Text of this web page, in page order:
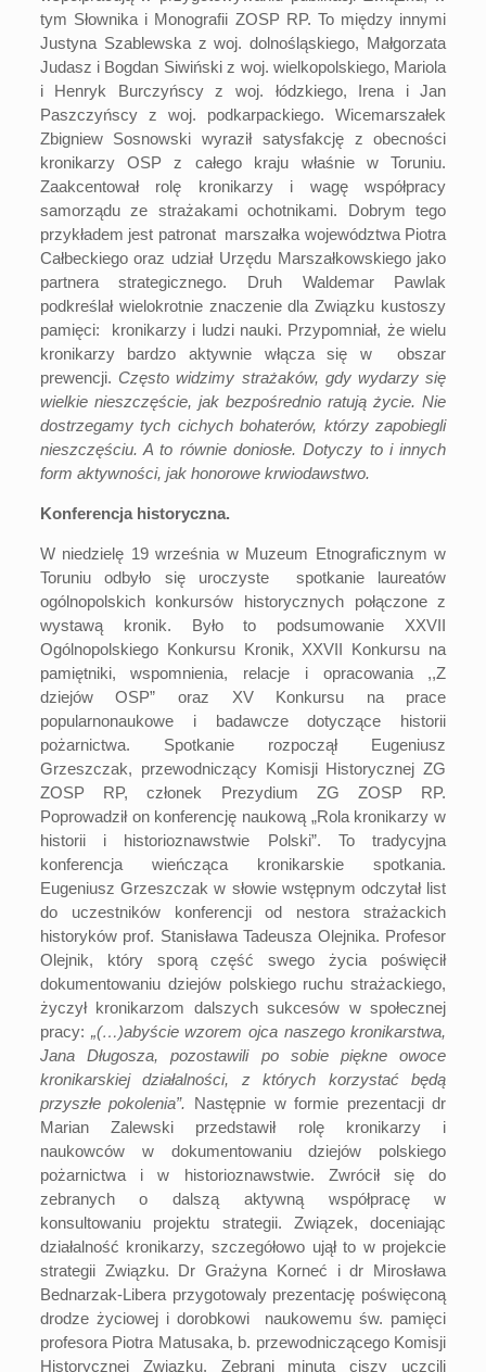
tym Słownika i Monografii ZOSP RP. To między innymi
Justyna Szablewska z woj. dolnośląskiego, Małgorzata
Judasz i Bogdan Siwiński z woj. wielkopolskiego, Mariola
i Henryk Burczyńscy z woj. łódzkiego, Irena i Jan
Paszczyńscy z woj. podkarpackiego. Wicemarszałek
Zbigniew Sosnowski wyraził satysfakcję z obecności
kronikarzy OSP z całego kraju właśnie w Toruniu.
Zaakcentował rolę kronikarzy i wagę współpracy
samorządu ze strażakami ochotnikami. Dobrym tego
przykładem jest patronat marszałka województwa Piotra
Całbeckiego oraz udział Urzędu Marszałkowskiego jako
partnera strategicznego. Druh Waldemar Pawlak
podkreślał wielokrotnie znaczenie dla Związku kustoszy
pamięci: kronikarzy i ludzi nauki. Przypomniał, że wielu
kronikarzy bardzo aktywnie włącza się w obszar
prewencji. Często widzimy strażaków, gdy wydarzy się
wielkie nieszczęście, jak bezpośrednio ratują życie. Nie
dostrzegamy tych cichych bohaterów, którzy zapobiegli
nieszczęściu. A to równie doniosłe. Dotyczy to i innych
form aktywności, jak honorowe krwiodawstwo.
Konferencja historyczna.
W niedzielę 19 września w Muzeum Etnograficznym w
Toruniu odbyło się uroczyste spotkanie laureatów
ogólnopolskich konkursów historycznych połączone z
wystawą kronik. Było to podsumowanie XXVII
Ogólnopolskiego Konkursu Kronik, XXVII Konkursu na
pamiętniki, wspomnienia, relacje i opracowania ,,Z
dziejów OSP” oraz XV Konkursu na prace
popularnonaukowe i badawcze dotyczące historii
pożarnictwa. Spotkanie rozpoczął Eugeniusz
Grzeszczak, przewodniczący Komisji Historycznej ZG
ZOSP RP, członek Prezydium ZG ZOSP RP.
Poprowadził on konferencję naukową „Rola kronikarzy w
historii i historioznawstwie Polski”. To tradycyjna
konferencja wieńcząca kronikarskie spotkania.
Eugeniusz Grzeszczak w słowie wstępnym odczytał list
do uczestników konferencji od nestora strażackich
historyków prof. Stanisława Tadeusza Olejnika. Profesor
Olejnik, który sporą część swego życia poświęcił
dokumentowaniu dziejów polskiego ruchu strażackiego,
życzył kronikarzom dalszych sukcesów w społecznej
pracy: „(…)abyście wzorem ojca naszego kronikarstwa,
Jana Długosza, pozostawili po sobie piękne owoce
kronikarskiej działalności, z których korzystać będą
przyszłe pokolenia”. Następnie w formie prezentacji dr
Marian Zalewski przedstawił rolę kronikarzy i
naukowców w dokumentowaniu dziejów polskiego
pożarnictwa i w historioznawstwie. Zwrócił się do
zebranych o dalszą aktywną współpracę w
konsultowaniu projektu strategii. Związek, doceniając
działalność kronikarzy, szczegółowo ujął to w projekcie
strategii Związku. Dr Grażyna Korneć i dr Mirosława
Bednarzak-Libera przygotowaly prezentację poświęconą
drodze życiowej i dorobkowi naukowemu św. pamięci
profesora Piotra Matusaka, b. przewodniczącego Komisji
Historycznej Związku. Zebrani minutą ciszy uczcili